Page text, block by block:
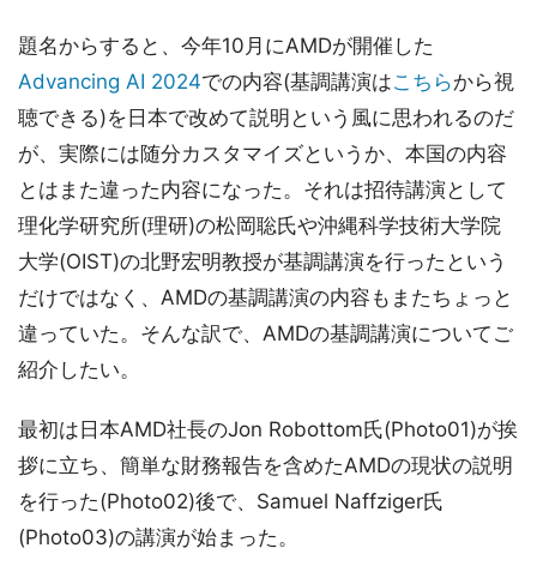
題名からすると、今年10月にAMDが開催した
Advancing AI 2024での内容(基調講演はこちらから視
聴できる)を日本で改めて説明という風に思われるのだ
が、実際には随分カスタマイズというか、本国の内容
とはまた違った内容になった。それは招待講演として
理化学研究所(理研)の松岡聡氏や沖縄科学技術大学院
大学(OIST)の北野宏明教授が基調講演を行ったという
だけではなく、AMDの基調講演の内容もまたちょっと
違っていた。そんな訳で、AMDの基調講演についてご
紹介したい。
最初は日本AMD社長のJon Robottom氏(Photo01)が挨
拶に立ち、簡単な財務報告を含めたAMDの現状の説明
を行った(Photo02)後で、Samuel Naffziger氏
(Photo03)の講演が始まった。